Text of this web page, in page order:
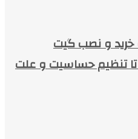
خرید و نصب گیت
تنظیم حساسیت و علت